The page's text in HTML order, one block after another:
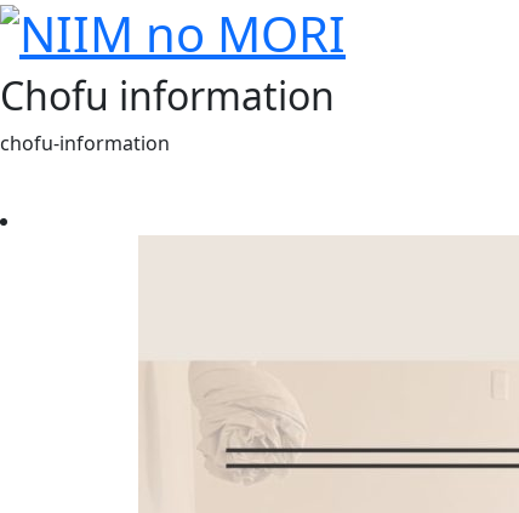
Chofu information
chofu-information